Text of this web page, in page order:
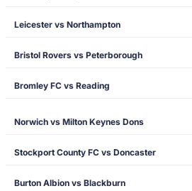
Leicester vs Northampton
Bristol Rovers vs Peterborough
Bromley FC vs Reading
Norwich vs Milton Keynes Dons
Stockport County FC vs Doncaster
Burton Albion vs Blackburn